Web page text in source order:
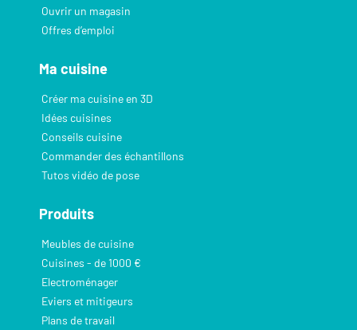
Ouvrir un magasin
Offres d’emploi
Ma cuisine
Créer ma cuisine en 3D
Idées cuisines
Conseils cuisine
Commander des échantillons
Tutos vidéo de pose
Produits
Meubles de cuisine
Cuisines - de 1000 €
Electroménager
Eviers et mitigeurs
Plans de travail